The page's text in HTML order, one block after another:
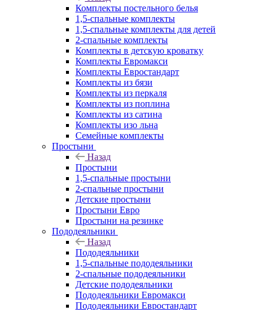
Комплекты постельного белья
1,5-спальные комплекты
1,5-спальные комплекты для детей
2-спальные комплекты
Комплекты в детскую кроватку
Комплекты Евромакси
Комплекты Евростандарт
Комплекты из бязи
Комплекты из перкаля
Комплекты из поплина
Комплекты из сатина
Комплекты изо льна
Семейные комплекты
Простыни
Назад
Простыни
1,5-спальные простыни
2-спальные простыни
Детские простыни
Простыни Евро
Простыни на резинке
Пододеяльники
Назад
Пододеяльники
1,5-спальные пододеяльники
2-спальные пододеяльники
Детские пододеяльники
Пододеяльники Евромакси
Пододеяльники Евростандарт